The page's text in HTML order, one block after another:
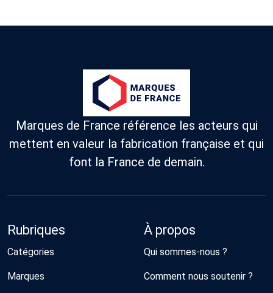
Marques de France référence les acteurs qui
mettent en valeur la fabrication française et qui
font la France de demain.
Rubriques
Catégories
Marques
À propos
Qui sommes-nous ?
Comment nous soutenir ?